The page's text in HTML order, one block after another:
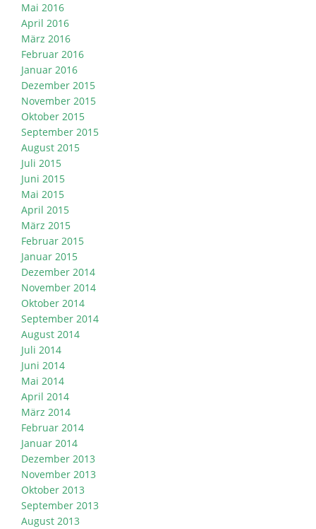
Mai 2016
April 2016
März 2016
Februar 2016
Januar 2016
Dezember 2015
November 2015
Oktober 2015
September 2015
August 2015
Juli 2015
Juni 2015
Mai 2015
April 2015
März 2015
Februar 2015
Januar 2015
Dezember 2014
November 2014
Oktober 2014
September 2014
August 2014
Juli 2014
Juni 2014
Mai 2014
April 2014
März 2014
Februar 2014
Januar 2014
Dezember 2013
November 2013
Oktober 2013
September 2013
August 2013